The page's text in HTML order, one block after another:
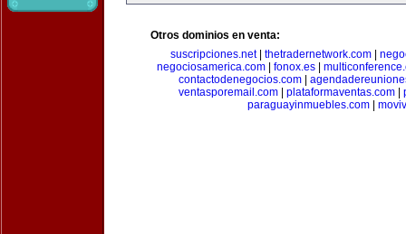
Otros dominios en venta:
suscripciones.net| thetradernetwork.com|
negociosamerica.com| fonox.es|
contactodenegocios.com|
ventasporemail.com| plataformaventas.com|
paraguayinmuebles.com